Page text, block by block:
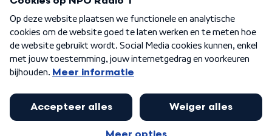
Algemene voorwaarden